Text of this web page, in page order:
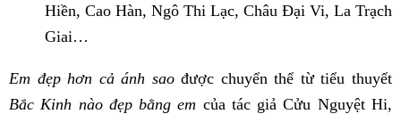
Hiền, Cao Hàn, Ngô Thi Lạc, Châu Đại Vi, La Trạch
Giai…
Em đẹp hơn cả ánh saođược chuyển thể từ tiểu thuyết
Bắc Kinh nào đẹp bằng em của tác giả Cửu Nguyệt Hi,